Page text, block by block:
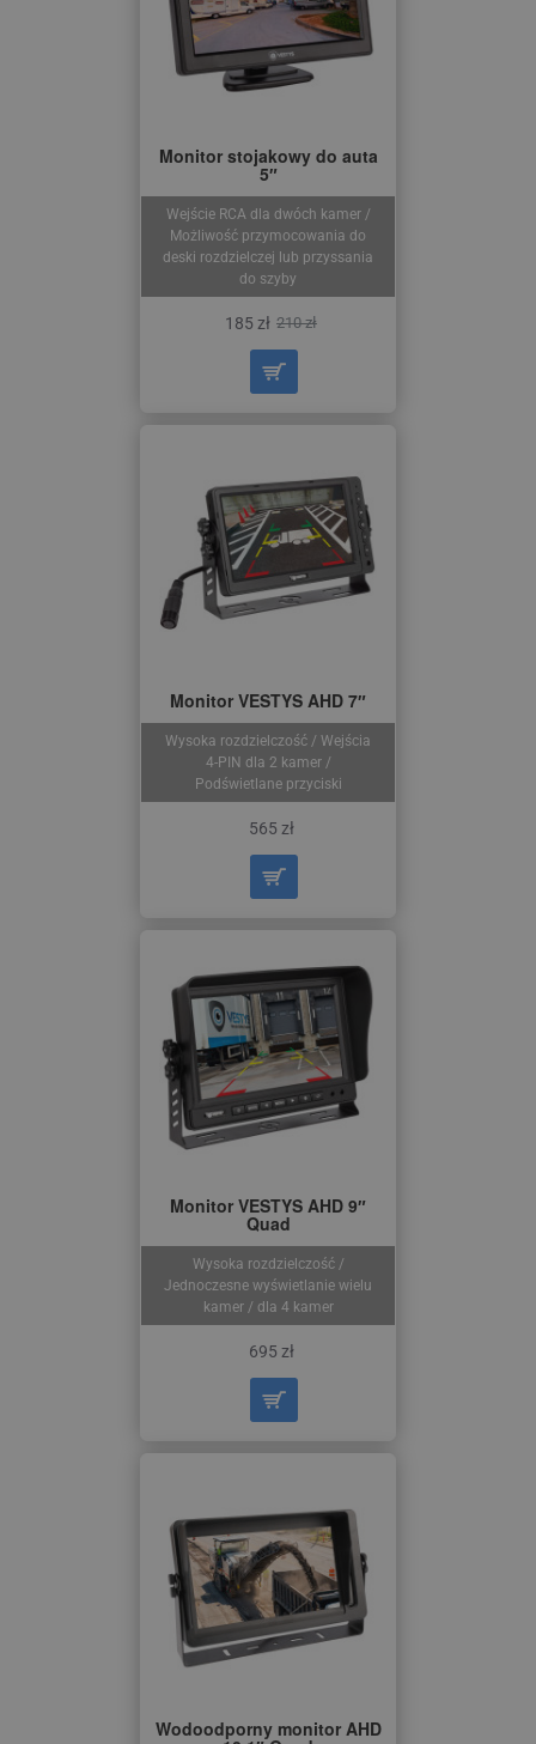
Wejście RCA dla dwóch kamer /
Możliwość przymocowania do
deski rozdzielczej lub przyssania
do szyby
Monitor stojakowy do auta
5″
185 zł 210 zł
Wysoka rozdzielczość / Wejścia
4-PIN dla 2 kamer /
Podświetlane przyciski
Monitor VESTYS AHD 7″
565 zł
Wysoka rozdzielczość /
Jednoczesne wyświetlanie wielu
kamer / dla 4 kamer
Monitor VESTYS AHD 9″
Quad
695 zł
Wodoodporny monitor AHD